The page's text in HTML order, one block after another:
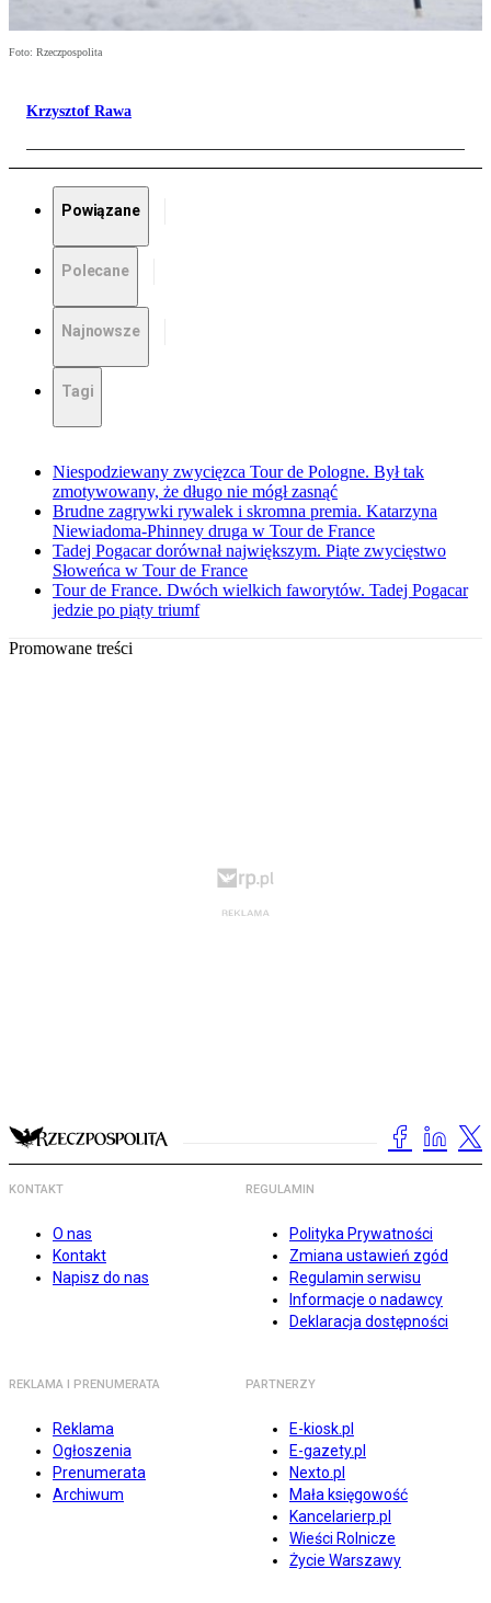
Foto: Rzeczpospolita
Krzysztof Rawa
Powiązane
Polecane
Najnowsze
Tagi
Niespodziewany zwycięzca Tour de Pologne. Był tak
zmotywowany, że długo nie mógł zasnąć
Brudne zagrywki rywalek i skromna premia. Katarzyna
Niewiadoma-Phinney druga w Tour de France
Tadej Pogacar dorównał największym. Piąte zwycięstwo
Słoweńca w Tour de France
Tour de France. Dwóch wielkich faworytów. Tadej Pogacar
jedzie po piąty triumf
Promowane treści
KONTAKT
O nas
Kontakt
Napisz do nas
REGULAMIN
Polityka Prywatności
Zmiana ustawień zgód
Regulamin serwisu
Informacje o nadawcy
Deklaracja dostępności
REKLAMA I PRENUMERATA
Reklama
Ogłoszenia
Prenumerata
Archiwum
PARTNERZY
E-kiosk.pl
E-gazety.pl
Nexto.pl
Mała księgowość
Kancelarierp.pl
Wieści Rolnicze
Życie Warszawy